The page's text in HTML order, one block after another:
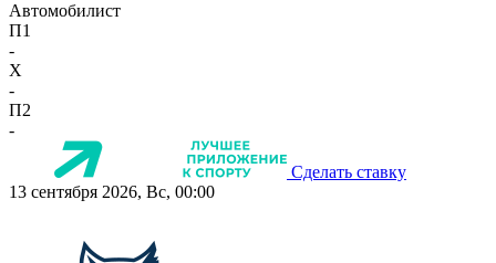
Автомобилист
П1
-
X
-
П2
-
Сделать ставку
13 сентября 2026, Вс, 00:00